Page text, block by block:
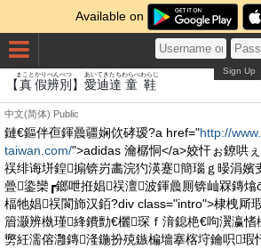
Available on
Sign Up
【真
まこと
假
かり
辨別
べんべつ
】 愛
あい
迪
てき
達
たち
童
わらべ
鞋
わらじ
中文(简体) Public
鏈€鏂伴亱鍕曟疆娴佽硣瑷?a href="http://
taiwan.com/">adidas 瀹樼恫</a>姣忓ぉ鐐哄
祦绯诲垪鍠搧锛岃畵浣犳渶蹇簡瑙ｇ暥涓嬪
曡鍌欒┏鎯呭拰娼祦澶波鍕曟厠锛屾槑鏄
楅牠娼祦閬斾汉銆?div class="intro">棣栧厛
篃灏辨槸瑾綘鐨勯€欐琛ｆ湇鎴栬€呴瀷瀛
勶紝濡傛灉鏄湰鍦扮殑鏃楄墻搴楁垨鑰呮瑕